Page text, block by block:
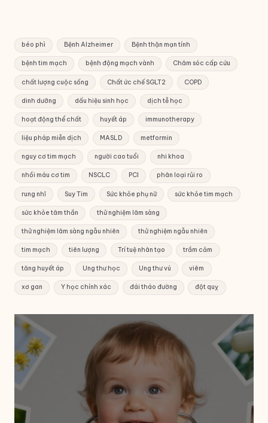
béo phì Bệnh Alzheimer Bệnh thận mạn tính
bệnh tim mạch bệnh động mạch vành Chăm sóc cấp cứu
chất lượng cuộc sống Chất ức chế SGLT2 COPD
dinh dưỡng dấu hiệu sinh học dịch tễ học
hoạt động thể chất huyết áp immunotherapy
liệu pháp miễn dịch MASLD metformin
nguy cơ tim mạch người cao tuổi nhi khoa
nhồi máu cơ tim NSCLC PCI phân loại rủi ro
rung nhĩ Suy Tim Sức khỏe phụ nữ sức khỏe tim mạch
sức khỏe tâm thần thử nghiệm lâm sàng
thử nghiệm lâm sàng ngẫu nhiên thử nghiệm ngẫu nhiên
tim mạch tiên lượng Trí tuệ nhân tạo trầm cảm
tăng huyết áp Ung thư học Ung thư vú viêm
xơ gan Y học chính xác đái tháo đường đột quỵ